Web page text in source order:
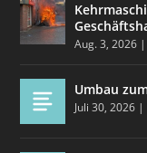
Aug. 3, 2026 |
Umbau
Juli 30, 2026 |